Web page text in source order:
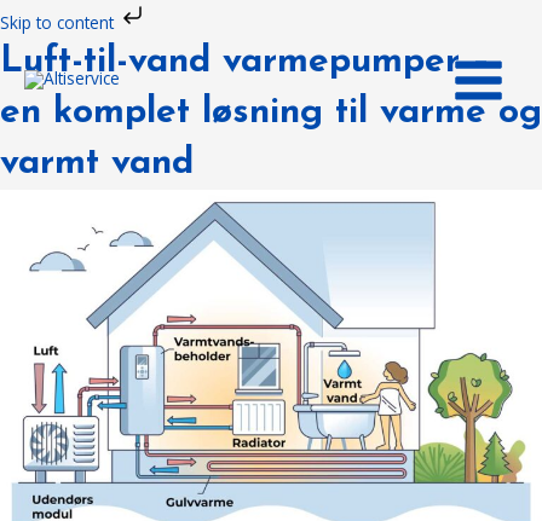
Skip to content
Gå
til
indholdet
MAIN
MENU
Luft-til-vand varmepumper –
en komplet løsning til varme og
varmt vand